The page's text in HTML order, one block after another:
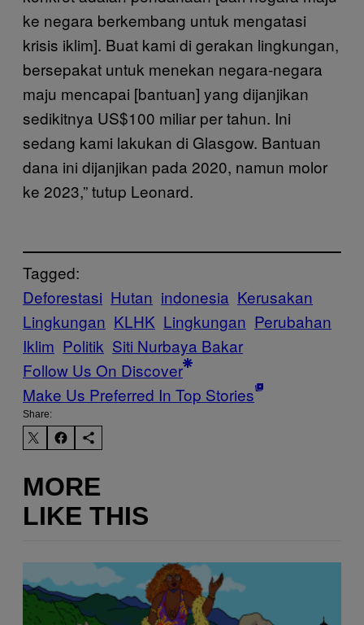
ke negara berkembang untuk mengatasi
krisis iklim]. Buat kami di gerakan lingkungan,
bersepakat untuk menekan negara-negara
maju mencapai [bantuan] yang dijanjikan
sedikitnya US$100 miliar per tahun. Ini
sedang kami lakukan di Glasgow. Bantuan
dana ini dijanjikan pada 2020, namun molor
ke 2023,” tutup Leonard.
Tagged:
Deforestasi Hutan indonesia Kerusakan
Lingkungan KLHK Lingkungan Perubahan
Iklim Politik Siti Nurbaya Bakar
Follow Us On Discover
Make Us Preferred In Top Stories
Share:
MORE
LIKE THIS